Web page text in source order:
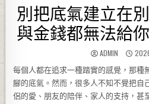
別把底氣建立在
與金錢都無法給
AUTHOR:
ADMIN
每個人都在追求一種踏實的感覺，那種
腳的底氣。然而，很多人不知不覺把
侶的愛、朋友的陪伴、家人的支持，甚